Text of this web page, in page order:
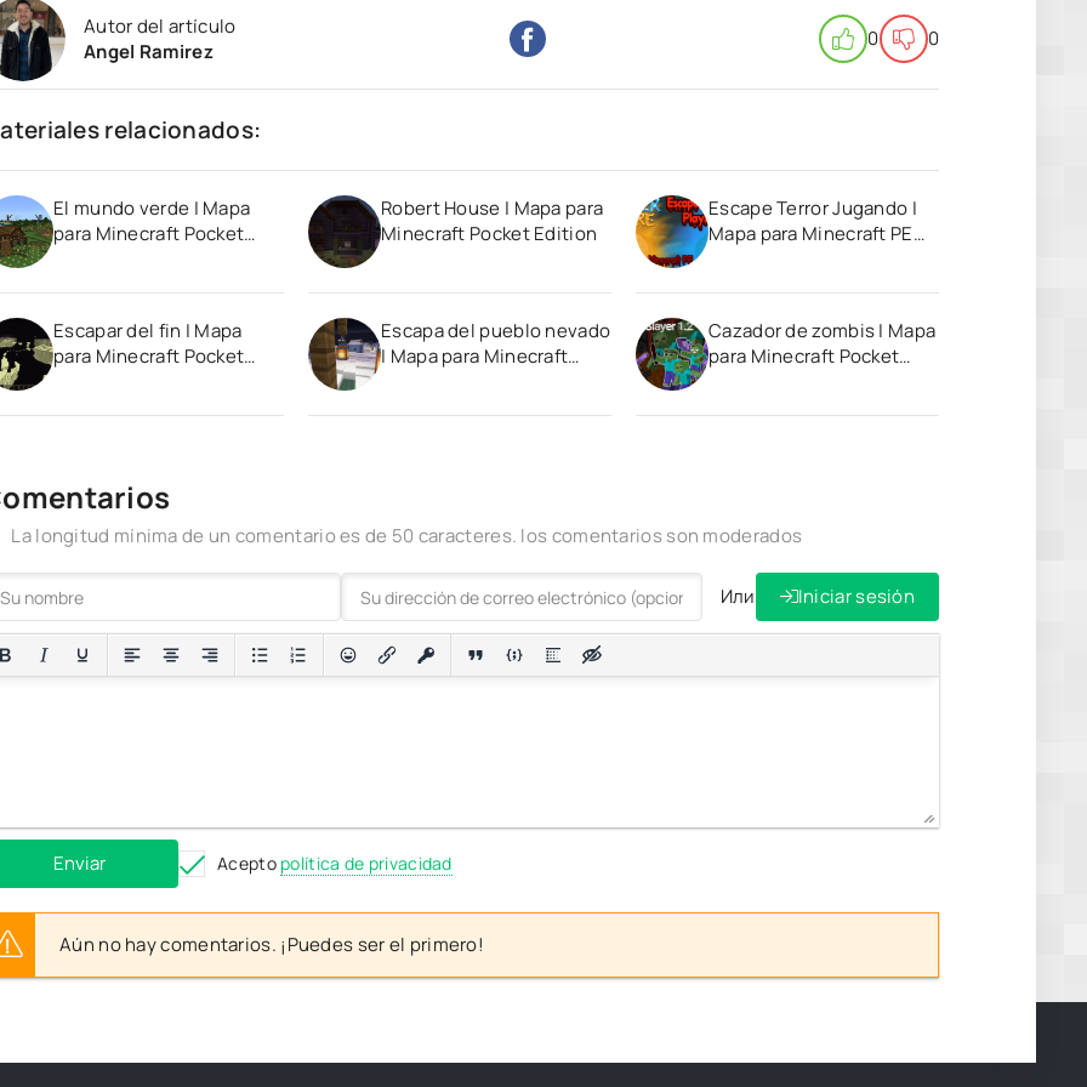
Autor del artículo
Angel Ramirez
0 0
relacionados:
El mundo verde | Mapa
para Minecraft Pocket
Robert House | Mapa para
Minecraft Pocket Edition
Escape Terror Jugando |
Mapa para Minecraft PE
Escapar del fin | Mapa
para Minecraft Pocket
Escapa del pueblo nevado
| Mapa para Minecraft
Cazador de zombis | Mapa
para Minecraft Pocket
La longitud mínima de un comentario es de 50 caracteres. los comentarios son moderados
Или Iniciar sesión
Enviar Acepto política de privacidad
Aún no hay comentarios. ¡Puedes ser el primero!